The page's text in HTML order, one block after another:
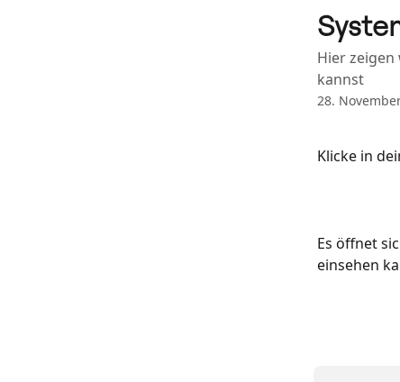
Hier
kannst
28.
Klicke in
Es öffnet
einsehen